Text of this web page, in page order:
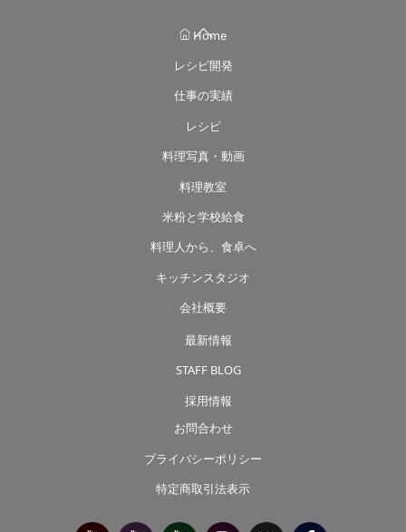
Back
Top
Home
レシピ開発
仕事の実績
レシピ
料理写真・動画
料理教室
米粉と学校給食
料理人から、食卓へ
キッチンスタジオ
会社概要
最新情報
STAFF BLOG
採用情報
お問合わせ
プライバシーポリシー
特定商取引法表示
今 べ べ InstagramX（旧